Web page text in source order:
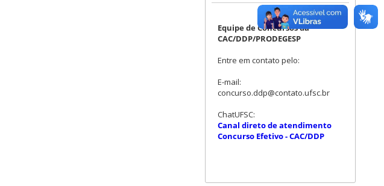
Equipe de Concursos da
CAC/DDP/PRODEGESP
Entre em contato pelo:
E-mail:
concurso.ddp@contato.ufsc.br
ChatUFSC:
Canal direto de atendimento
Concurso Efetivo - CAC/DDP